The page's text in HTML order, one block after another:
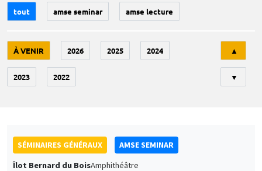
tout amse seminar amse lecture
À VENIR 2026 2025 2024
2023 2022
▲
▼
SÉMINAIRES GÉNÉRAUX
AMSE SEMINAR
Îlot Bernard du BoisAmphithéâtre